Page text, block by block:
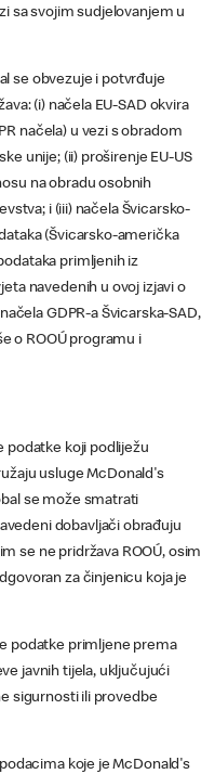
sa svojim sudjelovanjem u
se obvezuje i potvrđuje
(i) načela EU-SAD okvira
načela) u vezi s obradom
unije; (ii) proširenje EU-US
na obradu osobnih
i (iii) načela Švicarsko-
(Švicarsko-američka
primljenih iz
navedenih u ovoj izjavi o
GDPR-a Švicarska-SAD,
o ROOÚ programu i
podatke koji podliježu
usluge McDonald's
se može smatrati
dobavljači obrađuju
se ne pridržava ROOÚ, osim
za činjenicu koja je
podatke primljene prema
javnih tijela, uključujući
sigurnosti ili provedbe
koje je McDonald's